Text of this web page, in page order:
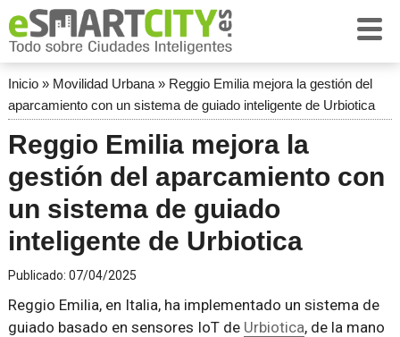
Inicio» Movilidad Urbana» Reggio Emilia mejora la gestión del
aparcamiento con un sistema de guiado inteligente de Urbiotica
Reggio Emilia mejora la
gestión del aparcamiento con
un sistema de guiado
inteligente de Urbiotica
Publicado: 07/04/2025
Reggio Emilia, en Italia, ha implementado un sistema de
guiado basado en sensores IoT de Urbiotica, de la mano